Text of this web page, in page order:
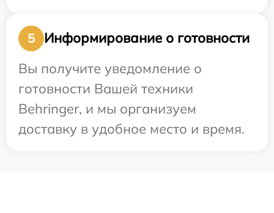
5
Информирование о готовности
Вы получите уведомление о
готовности Вашей техники
Behringer, и мы организуем
доставку в удобное место и время.